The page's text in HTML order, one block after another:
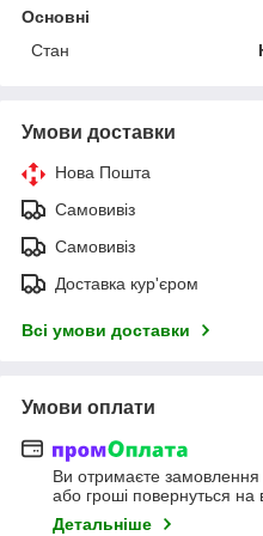
Основні
Стан
Умови доставки
Нова Пошта
Самовивіз
Самовивіз
Доставка кур'єром
Всі умови доставки
Умови оплати
Ви отримаєте замовлення
або гроші повернуться на
Детальніше